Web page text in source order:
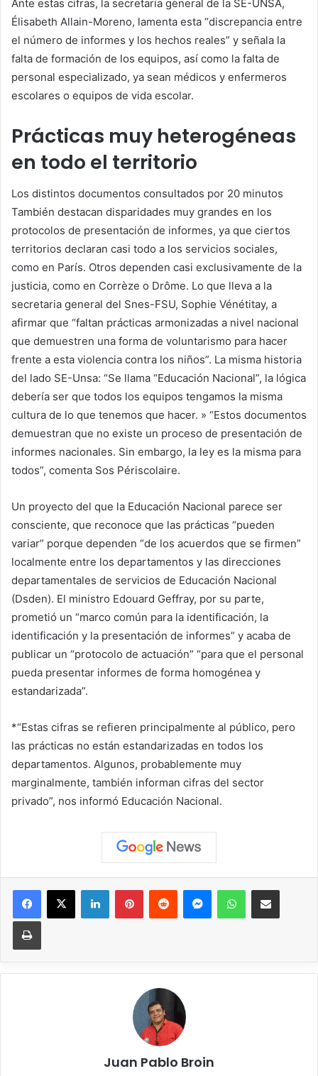
Ante estas cifras, la secretaria general de la SE-UNSA,
Élisabeth Allain-Moreno, lamenta esta “discrepancia entre
el número de informes y los hechos reales” y señala la
falta de formación de los equipos, así como la falta de
personal especializado, ya sean médicos y enfermeros
escolares o equipos de vida escolar.
Prácticas muy heterogéneas
en todo el territorio
Los distintos documentos consultados por 20 minutos
También destacan disparidades muy grandes en los
protocolos de presentación de informes, ya que ciertos
territorios declaran casi todo a los servicios sociales,
como en París. Otros dependen casi exclusivamente de la
justicia, como en Corrèze o Drôme. Lo que lleva a la
secretaria general del Snes-FSU, Sophie Vénétitay, a
afirmar que “faltan prácticas armonizadas a nivel nacional
que demuestren una forma de voluntarismo para hacer
frente a esta violencia contra los niños”. La misma historia
del lado SE-Unsa: “Se llama “Educación Nacional”, la lógica
debería ser que todos los equipos tengamos la misma
cultura de lo que tenemos que hacer. » “Estos documentos
demuestran que no existe un proceso de presentación de
informes nacionales. Sin embargo, la ley es la misma para
todos”, comenta Sos Périscolaire.
Un proyecto del que la Educación Nacional parece ser
consciente, que reconoce que las prácticas “pueden
variar” porque dependen “de los acuerdos que se firmen”
localmente entre los departamentos y las direcciones
departamentales de servicios de Educación Nacional
(Dsden). El ministro Edouard Geffray, por su parte,
prometió un “marco común para la identificación, la
identificación y la presentación de informes” y acaba de
publicar un “protocolo de actuación” “para que el personal
pueda presentar informes de forma homogénea y
estandarizada”.
*“Estas cifras se refieren principalmente al público, pero
las prácticas no están estandarizadas en todos los
departamentos. Algunos, probablemente muy
marginalmente, también informan cifras del sector
privado”, nos informó Educación Nacional.
Facebook
X LinkedInPinterestReddit MessengerWhatsAppCompartir vía correo
Imprimir
Juan Pablo Broin